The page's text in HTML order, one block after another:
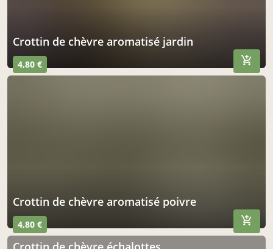
crottin de chèvre aromatisé jardin
4,80 €
crottin de chèvre aromatisé poivre
4,80 €